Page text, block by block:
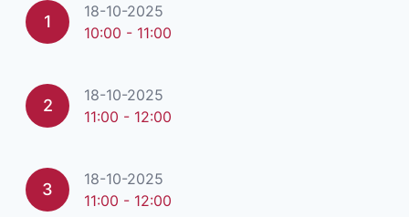
1
18-10-2025
10:00 - 11:00
2
18-10-2025
11:00 - 12:00
3
18-10-2025
11:00 - 12:00